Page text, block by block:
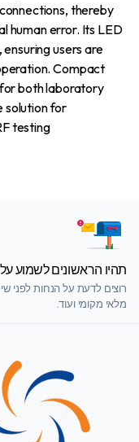
thereby
human error. Its LED
users are
Compact
both laboratory
solution for
testing
תהיו הראשונים לשמוע
רוצים לדעת על הנחות לפני
מלאי מקומי ועוד.